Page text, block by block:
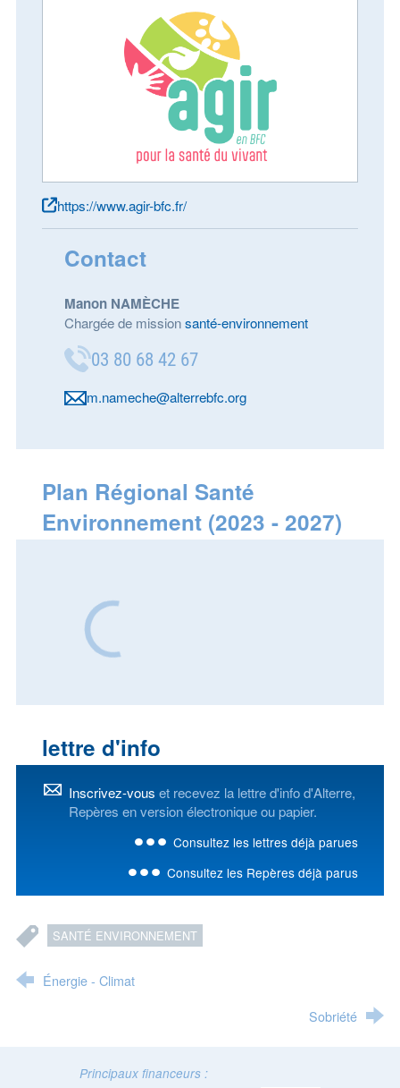
https://www.agir-bfc.fr/
Contact
Manon NAMÈCHE
Chargée de missionsanté-environnement
03 80 68 42 67
m.nameche@alterrebfc.org
Plan Régional Santé
Environnement (2023 - 2027)
lettre d'info
Inscrivez-vous et recevez la lettre d'info d'Alterre,
Repères en version électronique ou papier.
Consultez les lettres déjà parues
Consultez les Repères déjà parus
SANTÉ ENVIRONNEMENT
Énergie - Climat
Sobriété
Principaux financeurs :